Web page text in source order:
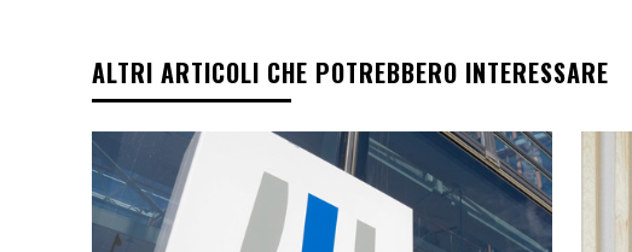
ALTRI ARTICOLI CHE POTREBBERO INTERESSARE